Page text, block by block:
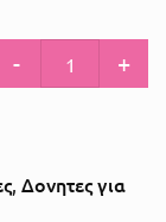
- +
Δονητες για